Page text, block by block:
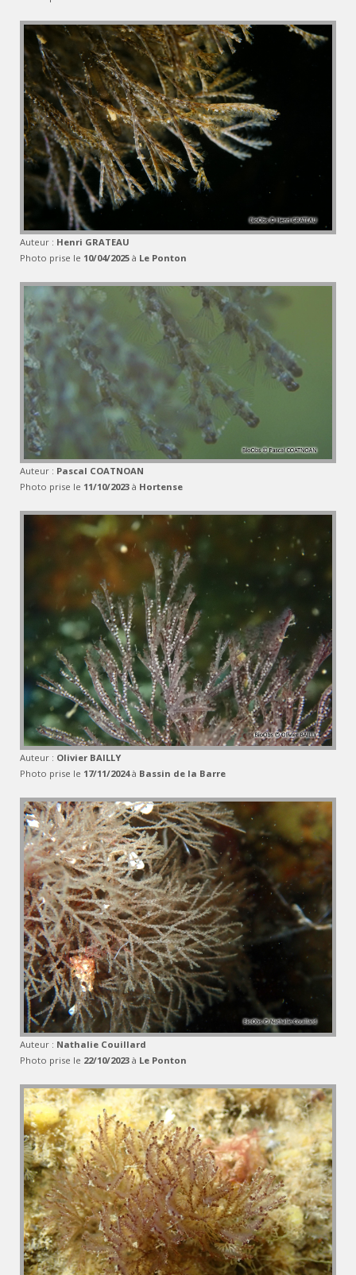
Auteur : Henri GRATEAU
Photo prise le 10/04/2025 à Le Ponton
Auteur : Pascal COATNOAN
Photo prise le 11/10/2023 à Hortense
Auteur : Olivier BAILLY
Photo prise le 17/11/2024à Bassin de la Barre
Auteur : Nathalie Couillard
Photo prise le 22/10/2023 à Le Ponton